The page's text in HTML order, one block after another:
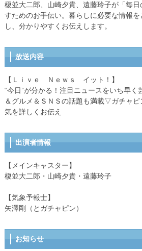
榎並大二郎、山崎夕貴、遠藤玲子が「毎
すためのお手伝い。暮らしに必要な情報
し、分かりやすくお伝えします。
放送内容
【Ｌｉｖｅ Ｎｅｗｓ イット！】
“今日”が分かる！注目ニュースをいち早く
＆グルメ＆ＳＮＳの話題も満載▽ガチャ
気を詳しくお伝え
出演者情報
【メインキャスター】
榎並大二郎・山崎夕貴・遠藤玲子
【気象予報士】
矢澤剛（とガチャピン）
お知らせ